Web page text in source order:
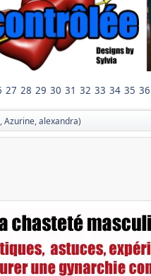
27 28 29 30 31 32 33 34 35 36
,Azurine,alexandra)